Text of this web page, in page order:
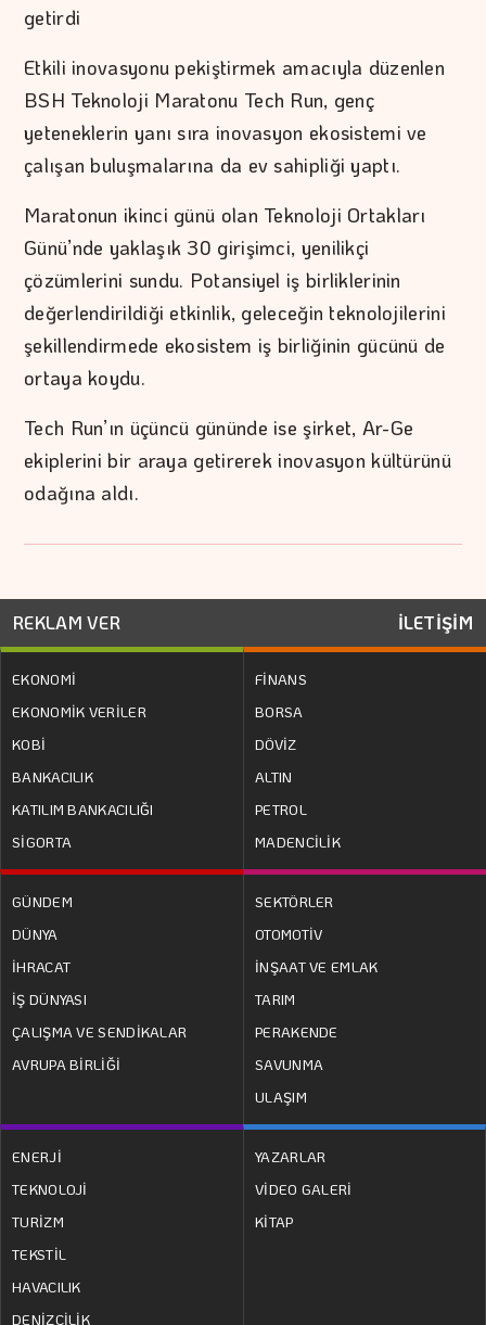
getirdi
Etkili inovasyonu pekiştirmek amacıyla düzenlen
BSH Teknoloji Maratonu Tech Run, genç
yeteneklerin yanı sıra inovasyon ekosistemi ve
çalışan buluşmalarına da ev sahipliği yaptı.
Maratonun ikinci günü olan Teknoloji Ortakları
Günü’nde yaklaşık 30 girişimci, yenilikçi
çözümlerini sundu. Potansiyel iş birliklerinin
değerlendirildiği etkinlik, geleceğin teknolojilerini
şekillendirmede ekosistem iş birliğinin gücünü de
ortaya koydu.
Tech Run’ın üçüncü gününde ise şirket, Ar-Ge
ekiplerini bir araya getirerek inovasyon kültürünü
odağına aldı.
REKLAM VER İLETİŞİM
EKONOMİ
EKONOMİK VERİLER
KOBİ
BANKACILIK
KATILIM BANKACILIĞI
SİGORTA
FİNANS
BORSA
DÖVİZ
ALTIN
PETROL
MADENCİLİK
GÜNDEM
DÜNYA
İHRACAT
İŞ DÜNYASI
ÇALIŞMA VE SENDİKALAR
AVRUPA BİRLİĞİ
SEKTÖRLER
OTOMOTİV
İNŞAAT VE EMLAK
TARIM
PERAKENDE
SAVUNMA
ULAŞIM
ENERJİ
TEKNOLOJİ
TURİZM
TEKSTİL
HAVACILIK
DENİZCİLİK
YAZARLAR
VİDEO GALERİ
KİTAP